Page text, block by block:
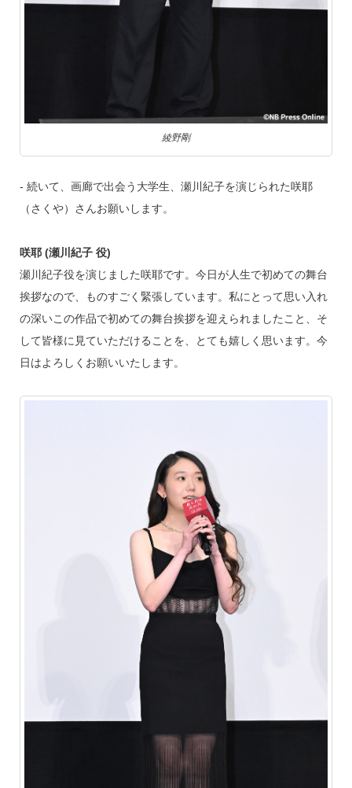
綾野剛
‐ 続いて、画廊で出会う大学生、瀬川紀子を演じられた咲耶
（さくや）さんお願いします。
咲耶 (瀬川紀子 役)
瀬川紀子役を演じました咲耶です。今日が人生で初めての舞台
挨拶なので、ものすごく緊張しています。私にとって思い入れ
の深いこの作品で初めての舞台挨拶を迎えられましたこと、そ
して皆様に見ていただけることを、とても嬉しく思います。今
日はよろしくお願いいたします。